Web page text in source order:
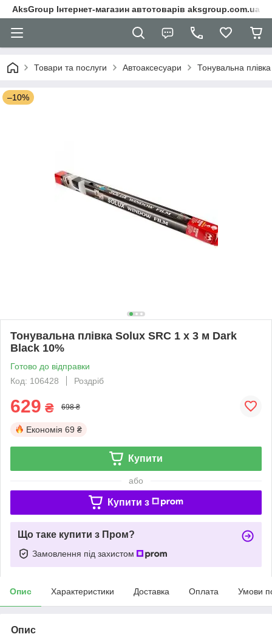
AksGroup Інтернет-магазин автотоварів aksgroup.com.ua
Товари та послуги Автоаксесуари Тонувальна
–10%
Тонувальна плівка Solux SRC 1 х 3 м Dark
Black 10%
Готово до відправки
Код: 106428
Роздріб
629 ₴ 698 ₴
Економія 69 ₴
Купити
або
Купити з
Що таке купити з Пром?
Замовлення під захистом
Опис Характеристики Доставка Оплата Умови
Опис